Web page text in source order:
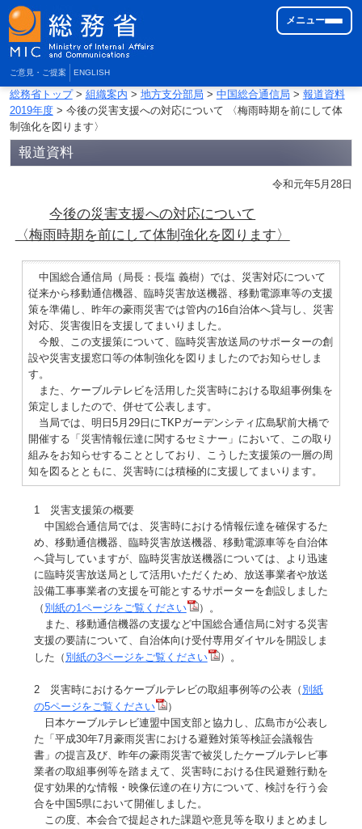
ご意見・ご提案 ENGLISH
メニュー
総務省トップ> 組織案内 > 地方支分部局 > 中国総合通信局 > 報道資料
2019年度> 今後の災害支援への対応について 〈梅雨時期を前にして体
制強化を図ります〉
報道資料
令和元年5月28日
今後の災害支援への対応について
〈梅雨時期を前にして体制強化を図ります〉
中国総合通信局（局長：長塩 義樹）では、災害対応について
従来から移動通信機器、臨時災害放送機器、移動電源車等の支援
策を準備し、昨年の豪雨災害では管内の16自治体へ貸与し、災害
対応、災害復旧を支援してまいりました。
今般、この支援策について、臨時災害放送局のサポーターの創
設や災害支援窓口等の体制強化を図りましたのでお知らせしま
す。
また、ケーブルテレビを活用した災害時における取組事例集を
策定しましたので、併せて公表します。
当局では、明日5月29日にTKPガーデンシティ広島駅前大橋で
開催する「災害情報伝達に関するセミナー」において、この取り
組みをお知らせすることとしており、こうした支援策の一層の周
知を図るとともに、災害時には積極的に支援してまいります。
1 災害支援策の概要
中国総合通信局では、災害時における情報伝達を確保するた
め、移動通信機器、臨時災害放送機器、移動電源車等を自治体
へ貸与していますが、臨時災害放送機器については、より迅速
に臨時災害放送局として活用いただくため、放送事業者や放送
設備工事事業者の支援を可能とするサポーターを創設しました
（ 別紙の1ページをご覧ください
）。
また、移動通信機器の支援など中国総合通信局に対する災害
支援の要請について、自治体向け受付専用ダイヤルを開設しま
した（ 別紙の3ページをご覧ください ）。
2 災害時におけるケーブルテレビの取組事例等の公表（ 別紙
の5ページをご覧ください
）
日本ケーブルテレビ連盟中国支部と協力し、広島市が公表し
た「平成30年7月豪雨災害における避難対策等検証会議報告
書」の提言及び、昨年の豪雨災害で被災したケーブルテレビ事
業者の取組事例等を踏まえて、災害時における住民避難行動を
促す効果的な情報・映像伝達の在り方について、検討を行う会
合を中国5県において開催しました。
この度、本会合で提起された課題や意見等を取りまとめまし